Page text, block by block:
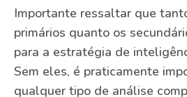
Importante ressaltar que
primários quanto os
para a estratégia de
Sem eles, é praticamente
qualquer tipo de análise